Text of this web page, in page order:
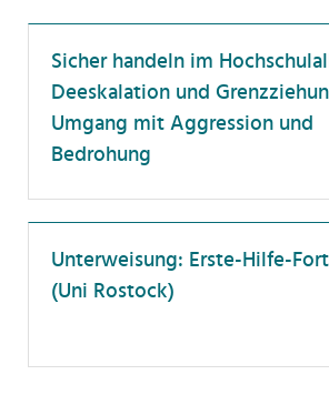
Sicher handeln im
Deeskalation und
Umgang mit Aggression und
Bedrohung
Unterweisung: Erste-Hilfe-
(Uni Rostock)